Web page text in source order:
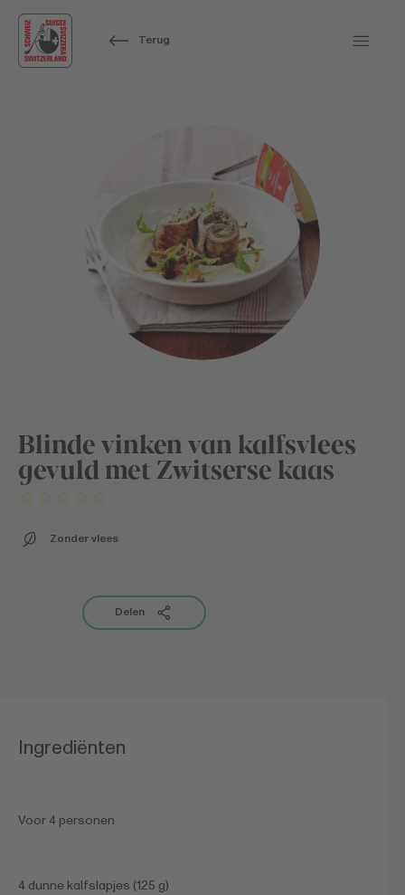
Terug
Blinde vinken van kalfsvlees
gevuld met Zwitserse kaas
Zonder vlees
Delen
Ingrediënten
Voor 4 personen
4 dunne kalfslapjes (125 g)